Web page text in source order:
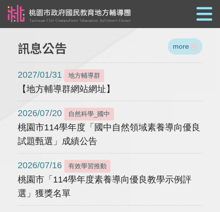
訊息公告 more
2027/01/31 地方輔導群
【地方輔導群網站網址】
2026/07/20 自然科學_國中
桃園市114學年度「國中自然領域素養導向優良
試題甄選」成績公告
2026/07/16 有效學習推動
桃園市「114學年度素養導向優良教學示例評
選」獲獎名單